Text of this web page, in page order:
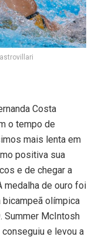
Costa
o tempo de
mais lenta em
positiva sua
e de chegar a
medalha de ouro foi
bicampeã olímpica
Summer McIntosh
e levou a